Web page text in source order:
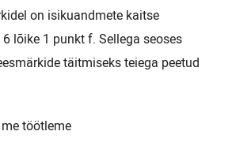
on isikuandmete kaitse
lõike 1 punkt f. Sellega seoses
täitmiseks teiega peetud
töötleme